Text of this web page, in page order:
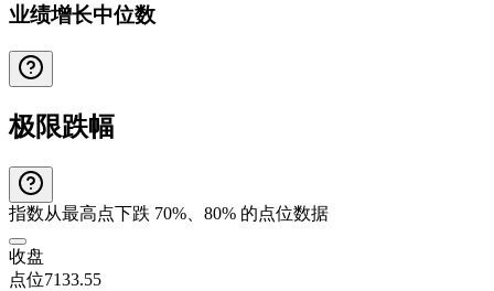
业绩增长中位数
极限跌幅
指数从最高点下跌 70%、80% 的点位数据
收盘
点位7133.55